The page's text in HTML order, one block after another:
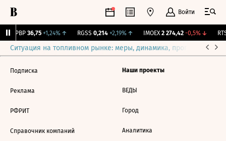
Войти
BSPBP 36,75 +1,24%↑ RGSS 0,214 +2,19%↑ IMOEX 2 274,42 -0,5%↓
Ситуация на топливном рынке: меры, динамика, прогнозы
Подписка
Реклама
РФРИТ
Справочник компаний
Наши проекты
ВЕДЫ
Город
Аналитика